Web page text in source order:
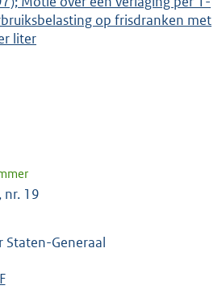
op frisdranken met
liter
nr. 19
Staten-Generaal